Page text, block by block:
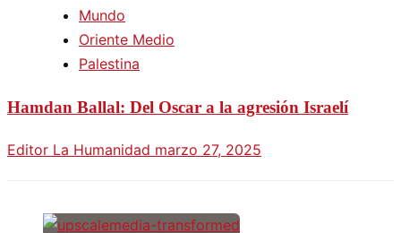
Mundo
Oriente Medio
Palestina
Hamdan Ballal: Del Oscar a la agresión Israelí
Editor La Humanidad marzo 27, 2025